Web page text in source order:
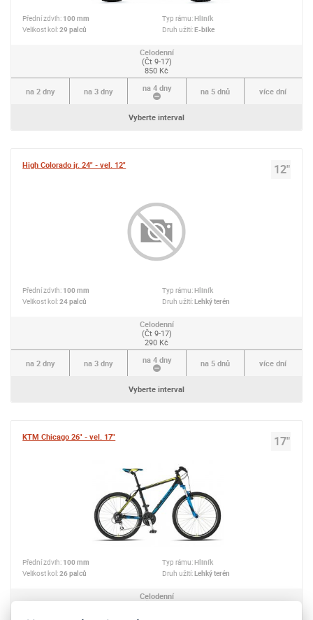
Přední zdvih: 100 mm
Velikost kol:29 palců
Typ rámu:Hliník
Druh užití:E-bike
Celodenní
(Čt 9-17)
850 Kč
na 2 dny
na 3 dny na 4 dny na 5 dnů více dní
Vyberte interval
High Colorado jr. 24" - vel. 12" 12"
Přední zdvih: 100 mm
Velikost kol:24 palců
Typ rámu:Hliník
Druh užití:Lehký terén
Celodenní
(Čt 9-17)
290 Kč
na 2 dny
na 3 dny na 4 dny na 5 dnů více dní
Vyberte interval
KTM Chicago 26" - vel. 17" 17"
Přední zdvih: 100 mm
Velikost kol:26 palců
Typ rámu:Hliník
Druh užití:Lehký terén
Celodenní